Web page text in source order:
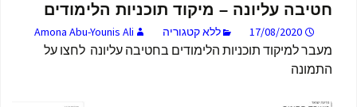
חטיבה עליונה – מיקוד תוכניות הלימודים
17/08/2020 ללא קטגוריה Amona Abu-Younis Ali
מעבר למיקוד תוכניות הלימודים בחטיבה עליונה לחצו על
התמונה